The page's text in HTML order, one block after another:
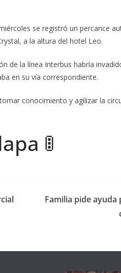
se registró un percance
a la altura del hotel Leo.
de la línea Interbus habría
en su vía correspondiente.
conocimiento y agilizar la
🚦
Familia pide
Apoyo y
Seguimos la